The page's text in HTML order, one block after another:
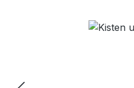
Bildergalerie überspringen